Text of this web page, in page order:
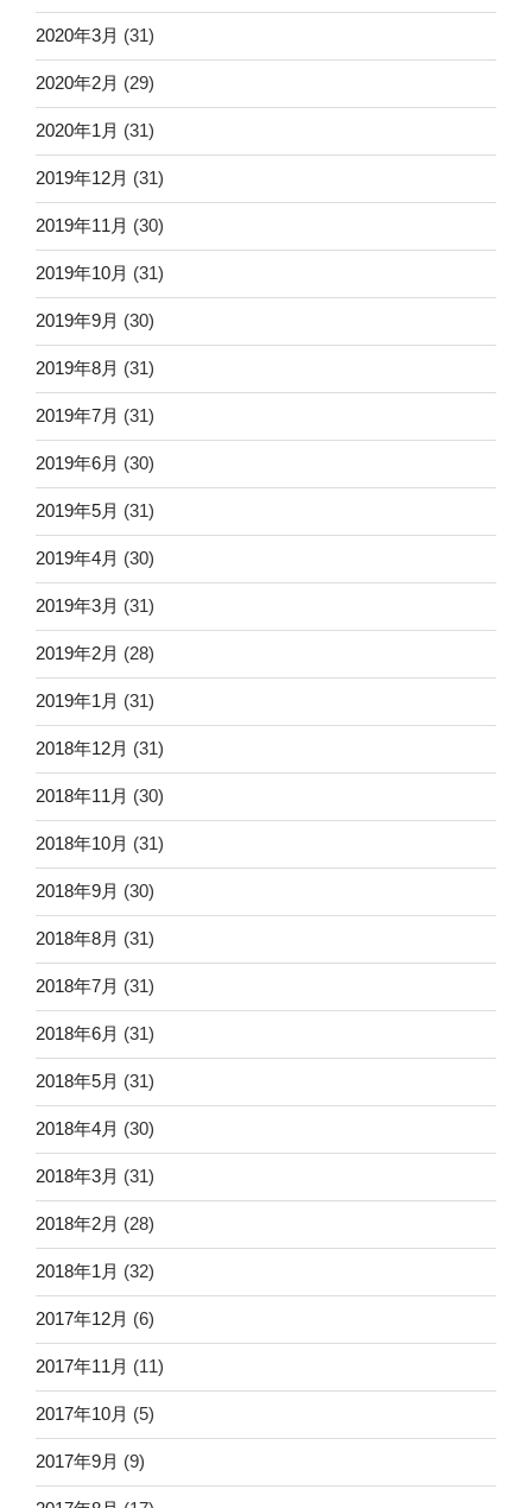
2020年3月 (31)
2020年2月 (29)
2020年1月 (31)
2019年12月 (31)
2019年11月 (30)
2019年10月 (31)
2019年9月 (30)
2019年8月 (31)
2019年7月 (31)
2019年6月 (30)
2019年5月 (31)
2019年4月 (30)
2019年3月 (31)
2019年2月 (28)
2019年1月 (31)
2018年12月 (31)
2018年11月 (30)
2018年10月 (31)
2018年9月 (30)
2018年8月 (31)
2018年7月 (31)
2018年6月 (31)
2018年5月 (31)
2018年4月 (30)
2018年3月 (31)
2018年2月 (28)
2018年1月 (32)
2017年12月 (6)
2017年11月 (11)
2017年10月 (5)
2017年9月 (9)